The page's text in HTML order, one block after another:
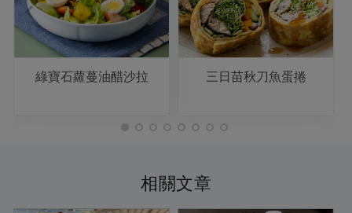
綠寶石蘿蔓油醋沙拉 三日苗秋刀魚蛋捲
相關文章